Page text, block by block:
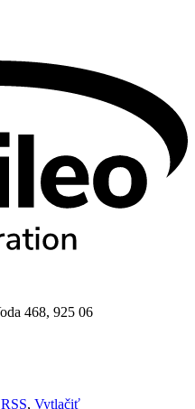
468, 925 06
RSS, Vytlačiť